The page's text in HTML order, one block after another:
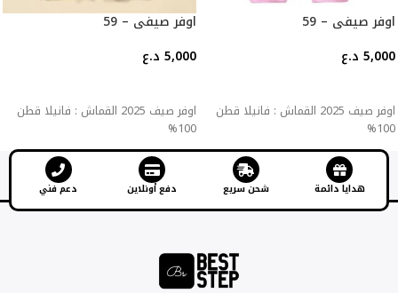
اوفر صيفي – 59
5,000 د.ع
اوفر صيف 2025 القماش : فانيلا قطن
100%
اوفر صيفي – 59
5,000 د.ع
اوفر صيف 2025 القماش : فانيلا قطن
100%
هدايا دائمة شحن سريع دفع أونلاين دعم فني